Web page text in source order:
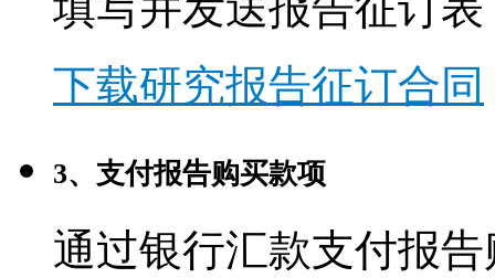
下载研究报告征订合同
3、支付报告购买款项
通过银行汇款支付报